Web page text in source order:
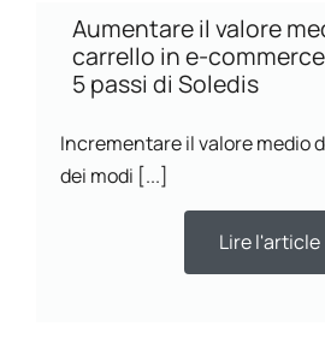
Aumentare il valore
carrello in e-
5 passi di Soledis
Incrementare il valore medio
dei modi [...]
Lire l'article